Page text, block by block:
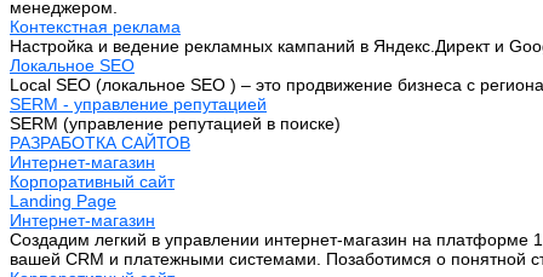
менеджером.
Контекстная реклама
Настройка и ведение рекламных кампаний в Яндекс.Директ и
Локальное SEO
Local SEO (локальное SEO ) – это продвижение бизнеса с
SERM - управление репутацией
SERM (управление репутацией в поиске)
РАЗРАБОТКА САЙТОВ
Интернет-магазин
Корпоративный сайт
Landing Page
Интернет-магазин
Создадим легкий в управлении интернет-магазин на
вашей CRM и платежными системами. Позаботимся о понятной